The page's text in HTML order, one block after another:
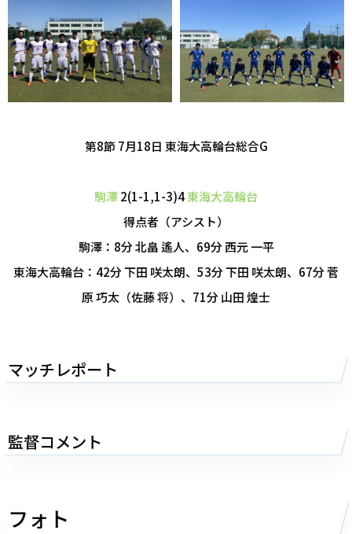
第8節 7月18日 東海大高輪台総合G
駒澤2(1-1,1-3)4東海大高輪台
得点者（アシスト）
駒澤：8分 北畠 遙人、69分 西元 一平
東海大高輪台：42分 下田 咲太朗、53分 下田 咲太朗、67分 菅
原 巧太（佐藤 将）、71分 山田 煌士
マッチレポート
監督コメント
フォト